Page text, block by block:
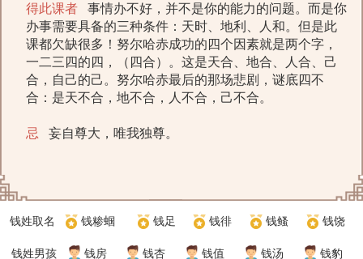
得此课者
事情办不好，并不是你的能力的问题。而是你
办事需要具备的三种条件：天时、地利、人和。但是此
课都欠缺很多！努尔哈赤成功的四个因素就是两个字，
一二三四的四，（四合）。这是天合、地合、人合、己
合，自己的己。努尔哈赤最后的那场悲剧，谜底四不
合：是天不合，地不合，人不合，己不合。
忌 妄自尊大，唯我独尊。
钱姓取名 钱糁蝈 钱足 钱徘 钱鳋 钱饶
钱姓男孩 钱房 钱杏 钱值 钱汤 钱豹